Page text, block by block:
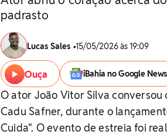
padrasto
Lucas Sales •15/05/2026 às 19:09
Ouça iBahia no Google News
O ator João Vitor Silva
Cadu Safner, durante o
Cuida". O evento de estreia foi